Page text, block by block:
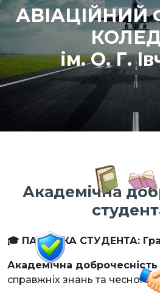
АВІАЦІЙНИЙ
ім. О. Г.
Академічна
🎓 ПАМ’ЯТКА СТУДЕНТА:
Академічна доброчесність
справжніх знань та чесного